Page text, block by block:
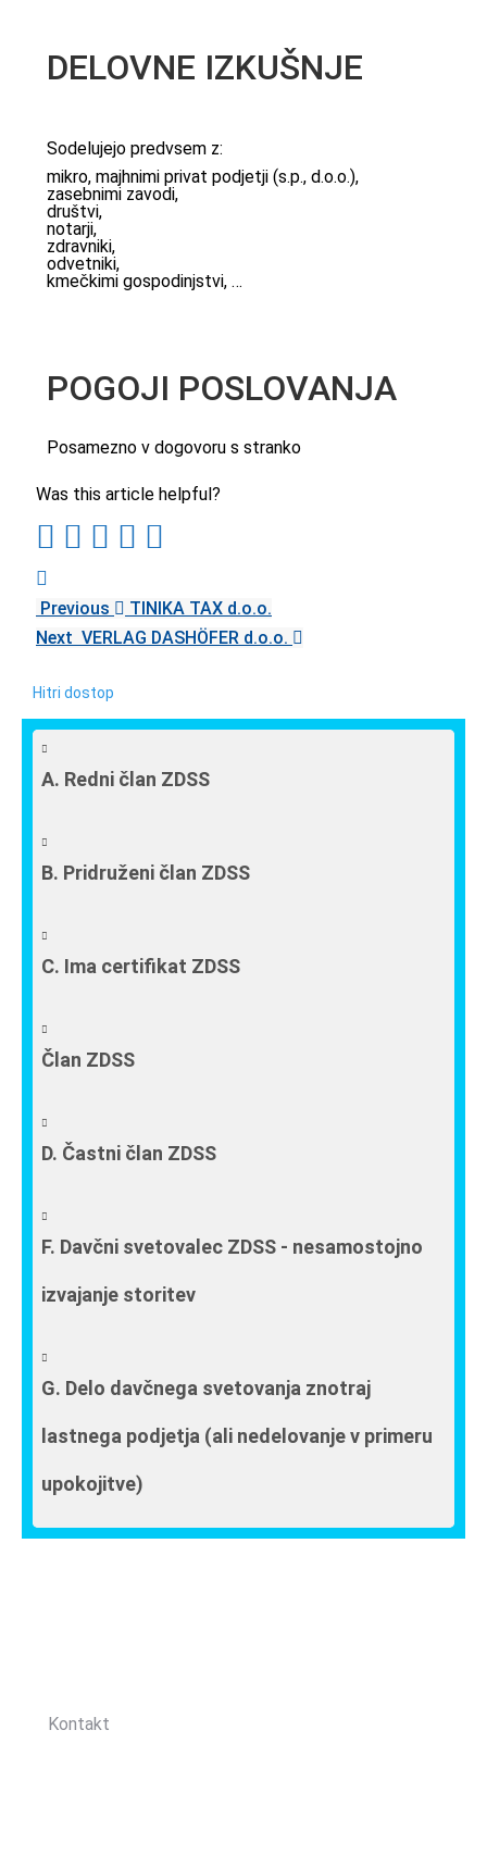
A. Redni član ZDSS
B. Pridruženi član ZDSS
C. Ima certifikat ZDSS
Član ZDSS
D. Častni član ZDSS
F. Davčni svetovalec ZDSS - nesamostojno
izvajanje storitev
G. Delo davčnega svetovanja znotraj
lastnega podjetja (ali nedelovanje v primeru
upokojitve)
DELOVNE IZKUŠNJE
Sodelujejo predvsem z:
mikro, majhnimi privat podjetji (s.p., d.o.o.),
zasebnimi zavodi,
društvi,
notarji,
zdravniki,
odvetniki,
kmečkimi gospodinjstvi, …
POGOJI POSLOVANJA
Posamezno v dogovoru s stranko
Was this article helpful?
Previous
TINIKA TAX d.o.o.
Next VERLAG DASHÖFER d.o.o.
Hitri dostop
Kontakt